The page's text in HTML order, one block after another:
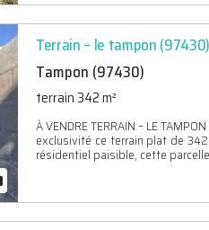
Terrain – le tampon (97430)
Tampon (97430)
terrain 342 m²
À VENDRE TERRAIN – LE
exclusivité ce terrain plat de
résidentiel paisible, cette